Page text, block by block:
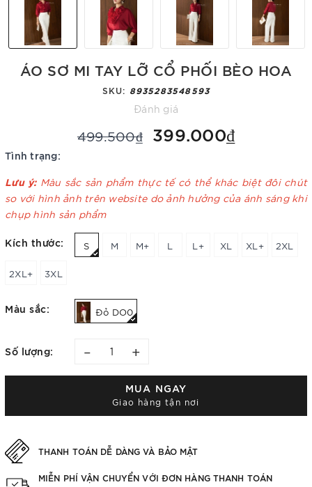
ÁO SƠ MI TAY LỠ CỔ PHỐI BÈO HOA
SKU: 8935283548593
Đánh giá
499.500₫ 399.000₫
Tình trạng:
Lưu ý: Màu sắc sản phẩm thực tế có thể khác biệt đôi chút
so với hình ảnh trên website do ảnh hưởng của ánh sáng khi
chụp hình sản phẩm
Kích thước: S M M+ L L+ XL XL+ 2XL
2XL+ 3XL
Màu sắc: Đỏ DO0
Số lượng: – +
MUA NGAY
Giao hàng tận nơi
THANH TOÁN DỄ DÀNG VÀ BẢO MẬT
MIỄN PHÍ VẬN CHUYỂN VỚI ĐƠN HÀNG THANH TOÁN